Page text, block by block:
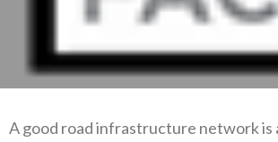
A good road infrastructure network is